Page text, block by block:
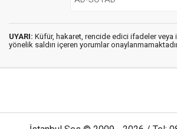
UYARI: Küfür, hakaret, rencide edici ifadeler veya
yönelik saldırı içeren yorumlar